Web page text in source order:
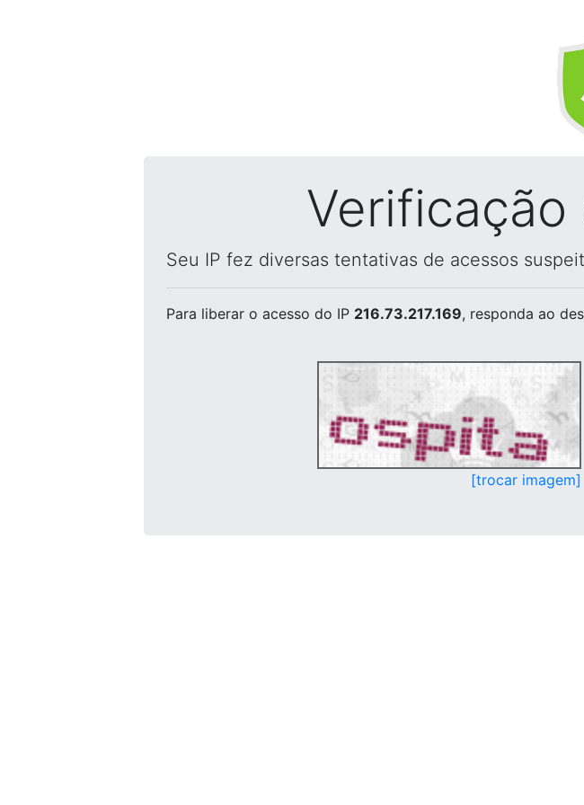
Verificação
Seu IP fez diversas tentativas de acessos
Para liberar o acesso do IP 216.73.217.169, responda ao
[trocar imagem]